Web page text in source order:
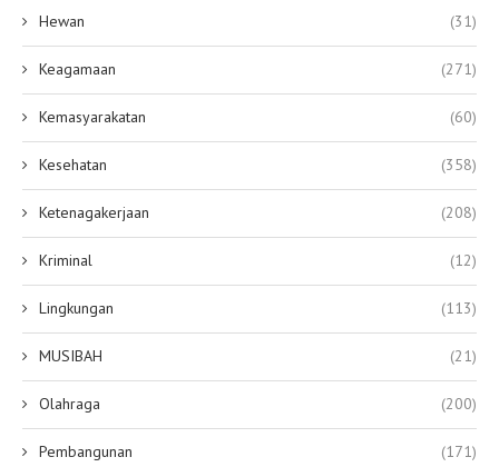
Hewan (31)
Keagamaan (271)
Kemasyarakatan (60)
Kesehatan (358)
Ketenagakerjaan (208)
Kriminal (12)
Lingkungan (113)
MUSIBAH (21)
Olahraga (200)
Pembangunan (171)